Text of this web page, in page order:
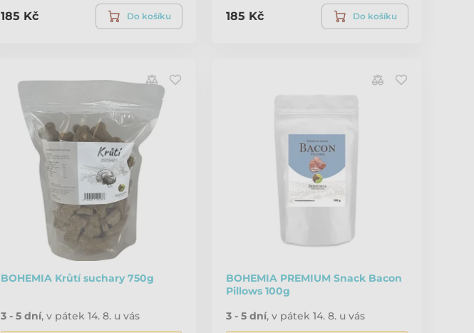
185 Kč Do košíku 185 Kč Do košíku
BOHEMIA Krůtí suchary 750g
3 - 5 dní, v pátek 14. 8. u vás
BOHEMIA PREMIUM Snack Bacon
Pillows 100g
3 - 5 dní,v pátek 14. 8. u vás